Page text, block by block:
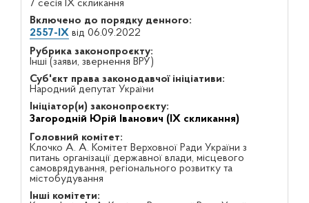
7 сесія IX скликання
Включено до порядку денного:
2557-IXвід 06.09.2022
Рубрика законопроєкту:
Інші (заяви, звернення ВРУ)
Суб'єкт права законодавчої ініціативи:
Народний депутат України
Ініціатор(и) законопроєкту:
Загородній Юрій Іванович (IX скликання)
Головний комітет:
Клочко А. А. Комітет Верховної Ради України з
питань організації державної влади, місцевого
самоврядування, регіонального розвитку та
містобудування
Інші комітети: